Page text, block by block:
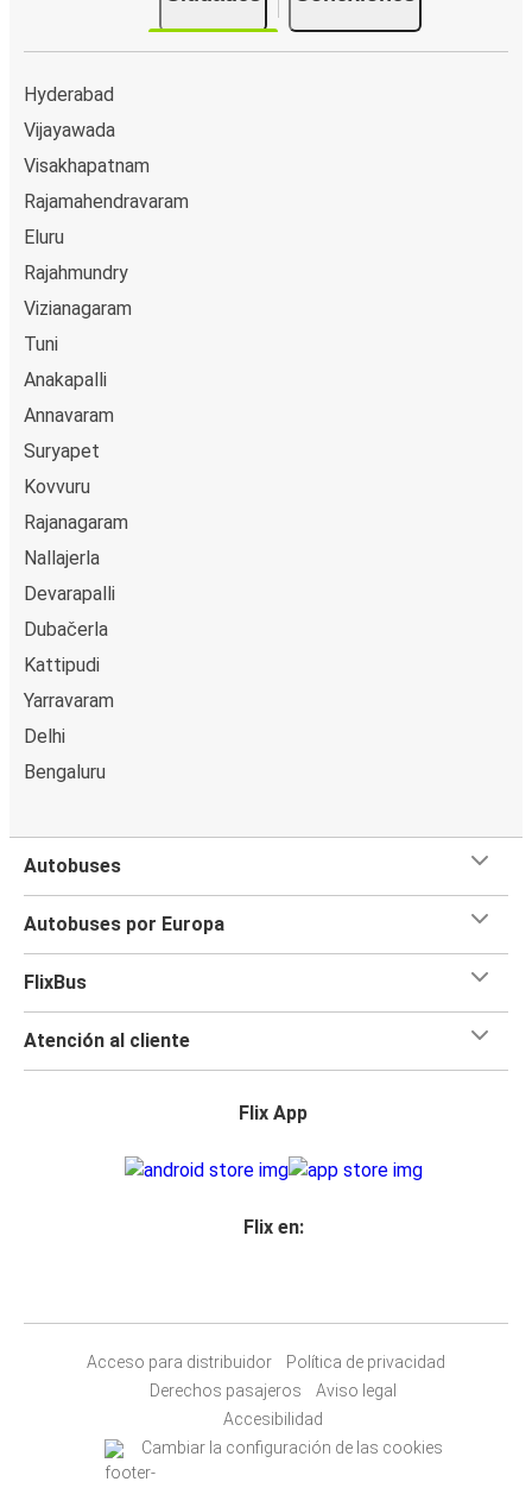
Hyderabad
Vijayawada
Visakhapatnam
Rajamahendravaram
Eluru
Rajahmundry
Vizianagaram
Tuni
Anakapalli
Annavaram
Suryapet
Kovvuru
Rajanagaram
Nallajerla
Devarapalli
Dubačerla
Kattipudi
Yarravaram
Delhi
Bengaluru
Autobuses
Autobuses por Europa
FlixBus
Atención al cliente
Flix App
Flix en:
Acceso para distribuidor
Política de privacidad
Derechos pasajeros
Aviso legal
Accesibilidad
Cambiar la configuración de las cookies